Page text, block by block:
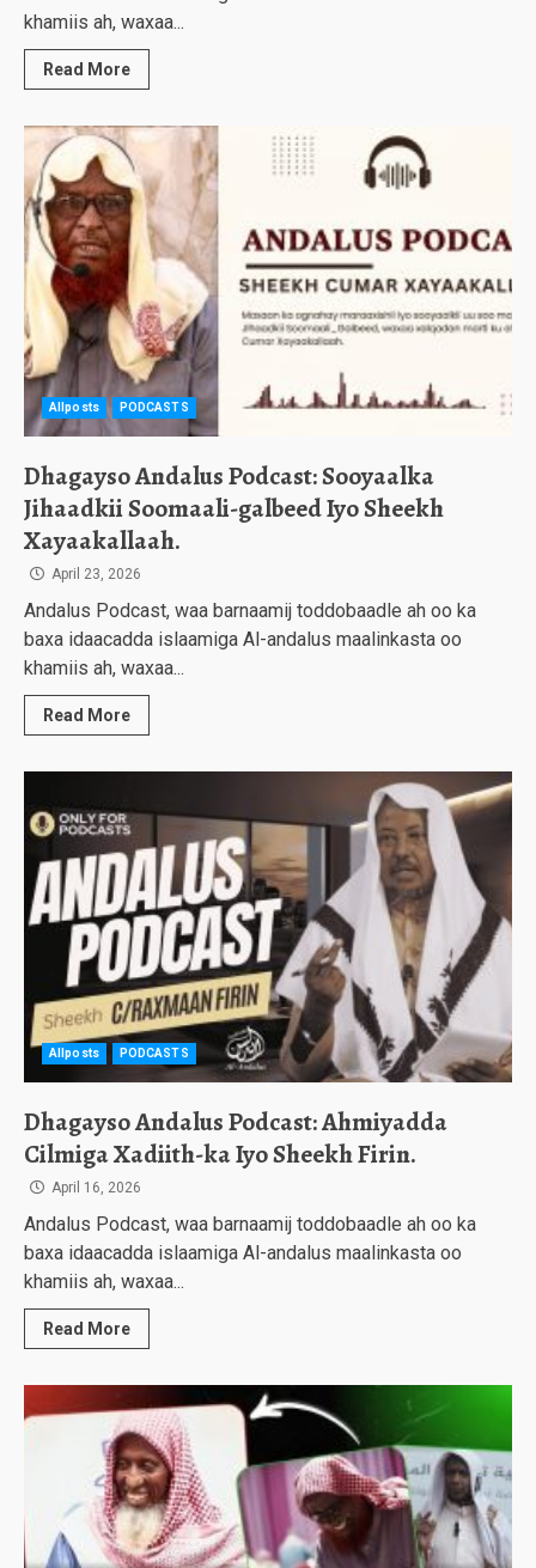
khamiis ah, waxaa...
Read More
Allposts PODCASTS
Dhagayso Andalus Podcast: Sooyaalka
Jihaadkii Soomaali-galbeed Iyo Sheekh
Xayaakallaah.
April 23, 2026
Andalus Podcast, waa barnaamij toddobaadle ah oo ka
baxa idaacadda islaamiga Al-andalus maalinkasta oo
khamiis ah, waxaa...
Read More
Allposts PODCASTS
Dhagayso Andalus Podcast: Ahmiyadda
Cilmiga Xadiith-ka Iyo Sheekh Firin.
April 16, 2026
Andalus Podcast, waa barnaamij toddobaadle ah oo ka
baxa idaacadda islaamiga Al-andalus maalinkasta oo
khamiis ah, waxaa...
Read More